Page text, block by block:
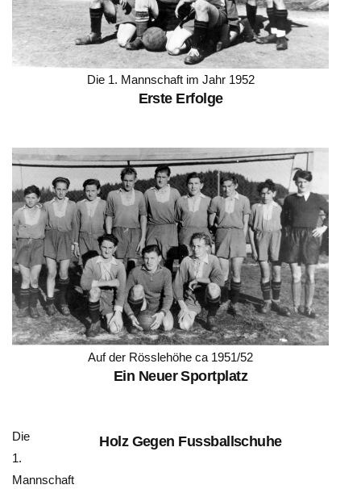
Die 1. Mannschaft im Jahr 1952
Erste Erfolge
Auf der Rösslehöhe ca 1951/52
Ein Neuer Sportplatz
Die
1.
Mannschaft
Holz Gegen Fussballschuhe